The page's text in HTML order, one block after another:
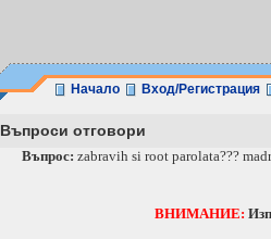
Начало Вход/Регистрация
Въпроси отговори
Въпрос: zabravih si root parolata???
ВНИМАНИЕ: